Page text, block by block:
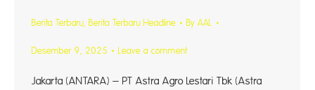
Berita Terbaru, Berita Terbaru Headline By AAL
Desember 9, 2025 Leave a comment
Jakarta (ANTARA) – PT Astra Agro Lestari Tbk (Astra